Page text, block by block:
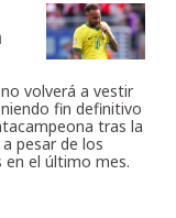
volverá a vestir
fin definitivo
tras la
pesar de los
en el último mes.